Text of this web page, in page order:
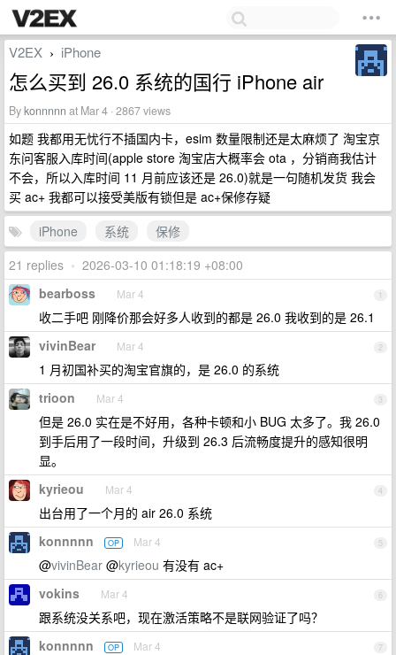
V2EX › iPhone
怎么买到 26.0 系统的国行 iPhone air
Bykonnnnn at Mar 4 · 2867 views
如题 我都用无忧行不插国内卡，esim 数量限制还是太麻烦了 淘宝京
东问客服入库时间(apple store 淘宝店大概率会 ota ，分销商我估计
不会，所以入库时间 11 月前应该还是 26.0)就是一句随机发货 我会
买 ac+ 我都可以接受美版有锁但是 ac+保修存疑
iPhone
系统
保修
21 replies • 2026-03-10 01:18:19 +08:00
1
bearboss Mar 4
收二手吧 刚降价那会好多人收到的都是 26.0 我收到的是 26.1
2
vivinBear Mar 4
1 月初国补买的淘宝官旗的，是 26.0 的系统
3
trioon Mar 4
但是 26.0 实在是不好用，各种卡顿和小 BUG 太多了。我 26.0
到手后用了一段时间，升级到 26.3 后流畅度提升的感知很明
显。
4
kyrieou Mar 4
出台用了一个月的 air 26.0 系统
5
konnnnn OP Mar 4
@vivinBear @kyrieou 有没有 ac+
6
vokins Mar 4
跟系统没关系吧，现在激活策略不是联网验证了吗？
7
konnnnn OP Mar 4